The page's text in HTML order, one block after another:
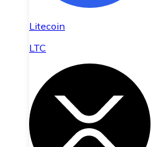
Litecoin
LTC